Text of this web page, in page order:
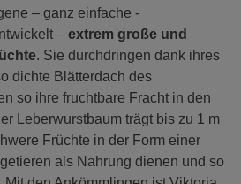
– ganz einfache -
– extrem große und
. Sie durchdringen dank ihres
dichte Blätterdach des
so ihre fruchtbare Fracht in den
Leberwurstbaum trägt bis zu 1 m
Früchte in der Form einer
als Nahrung dienen und so